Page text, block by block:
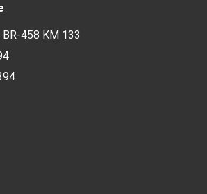
458 KM 133